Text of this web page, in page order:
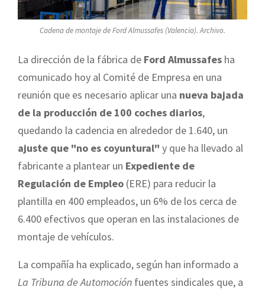
Cadena de montaje de Ford Almussafes (Valencia). Archivo.
La dirección de la fábrica de Ford Almussafes ha
comunicado hoy al Comité de Empresa en una
reunión que es necesario aplicar una nueva bajada
de la producción de 100 coches diarios,
quedando la cadencia en alrededor de 1.640, un
ajuste que "no es coyuntural" y que ha llevado al
fabricante a plantear un Expediente de
Regulación de Empleo (ERE) para reducir la
plantilla en 400 empleados, un 6% de los cerca de
6.400 efectivos que operan en las instalaciones de
montaje de vehículos.
La compañía ha explicado, según han informado a
La Tribuna de Automoción fuentes sindicales que, a